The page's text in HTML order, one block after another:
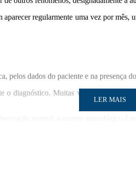
regularmente uma vez por
dados do paciente e na presença
diagnóstico. Muitas vezes, os
normal, o exame neurológico é
LER MAIS